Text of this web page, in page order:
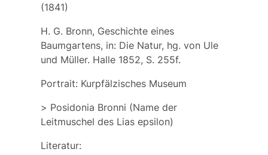
(1841)
H. G. Bronn, Geschichte eines
Baumgartens, in: Die Natur, hg. von Ule
und Müller. Halle 1852, S. 255f.
Portrait:Kurpfälzisches Museum
> Posidonia Bronni (Name der
Leitmuschel des Lias epsilon)
Literatur: